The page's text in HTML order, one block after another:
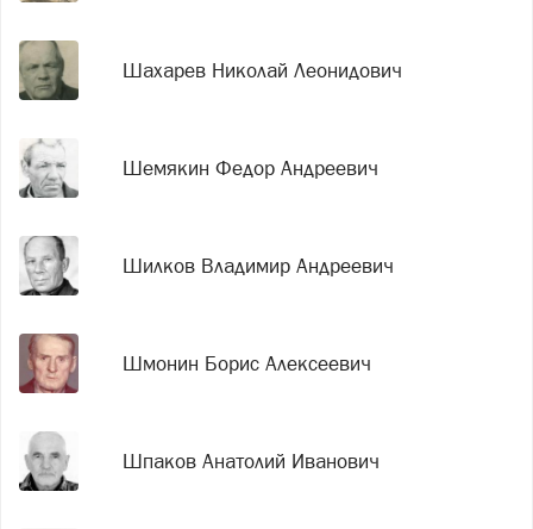
Шахарев Николай Леонидович
Шемякин Федор Андреевич
Шилков Владимир Андреевич
Шмонин Борис Алексеевич
Шпаков Анатолий Иванович